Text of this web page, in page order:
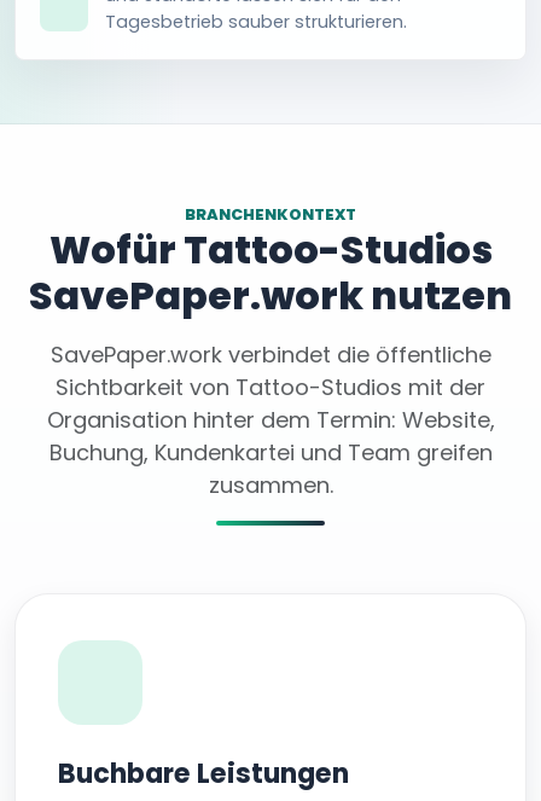
Tagesbetrieb sauber strukturieren.
BRANCHENKONTEXT
Wofür Tattoo-Studios
SavePaper.work nutzen
SavePaper.work verbindet die öffentliche
Sichtbarkeit von Tattoo-Studios mit der
Organisation hinter dem Termin: Website,
Buchung, Kundenkartei und Team greifen
zusammen.
Buchbare Leistungen